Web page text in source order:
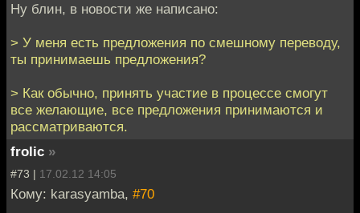
Ну блин, в новости же написано:
> У меня есть предложения по смешному переводу,
ты принимаешь предложения?
> Как обычно, принять участие в процессе смогут
все желающие, все предложения принимаются и
рассматриваются.
frolic »
#73 | 17.02.12 14:05
Кому: karasyamba, #70